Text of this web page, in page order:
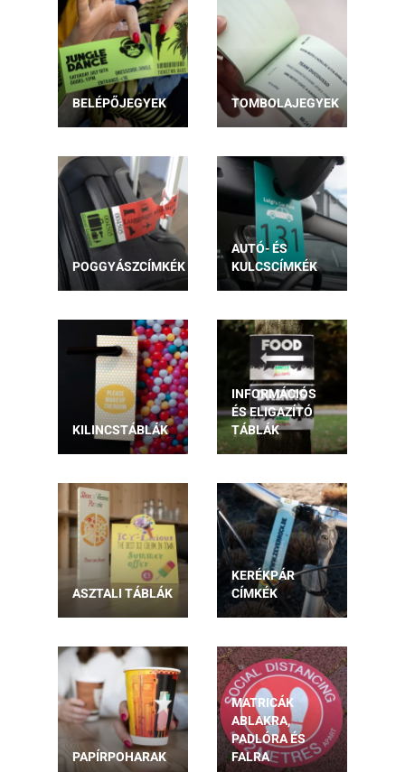
BELÉPŐJEGYEK TOMBOLAJEGYEK
POGGYÁSZCÍMKÉK
AUTÓ- ÉS
KULCSCÍMKÉK
KILINCSTÁBLÁK
INFORMÁCIÓS
ÉS ELIGAZÍTÓ
TÁBLÁK
ASZTALI TÁBLÁK
KERÉKPÁR
CÍMKÉK
PAPÍRPOHARAK
MATRICÁK
ABLAKRA,
PADLÓRA ÉS
FALRA